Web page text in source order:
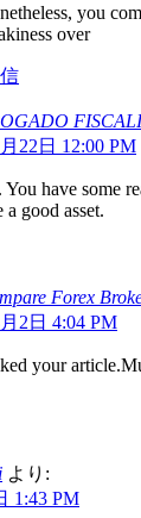
you
over
22日 12:00 PM
You have some
good asset.
Forex
2日 4:04 PM
your
より:
1:43 PM